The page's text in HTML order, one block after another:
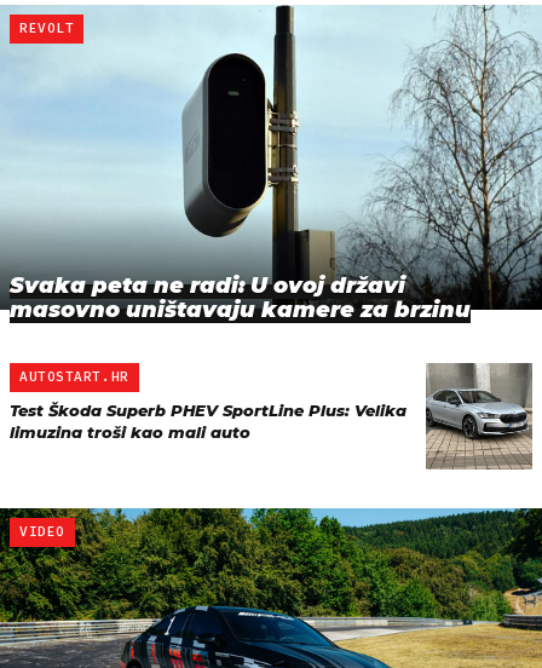
REVOLT
Svaka peta ne radi: U ovoj državi
masovno uništavaju kamere za brzinu
AUTOSTART.HR
Test Škoda Superb PHEV SportLine Plus: Velika
limuzina troši kao mali auto
VIDEO